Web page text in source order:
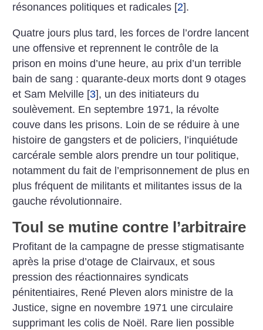
résonances politiques et radicales [2].
Quatre jours plus tard, les forces de l’ordre lancent
une offensive et reprennent le contrôle de la
prison en moins d’une heure, au prix d’un terrible
bain de sang : quarante-deux morts dont 9 otages
et Sam Melville [3], un des initiateurs du
soulèvement. En septembre 1971, la révolte
couve dans les prisons. Loin de se réduire à une
histoire de gangsters et de policiers, l’inquiétude
carcérale semble alors prendre un tour politique,
notamment du fait de l’emprisonnement de plus en
plus fréquent de militants et militantes issus de la
gauche révolutionnaire.
Toul se mutine contre l’arbitraire
Profitant de la campagne de presse stigmatisante
après la prise d’otage de Clairvaux, et sous
pression des réactionnaires syndicats
pénitentiaires, René Pleven alors ministre de la
Justice, signe en novembre 1971 une circulaire
supprimant les colis de Noël. Rare lien possible